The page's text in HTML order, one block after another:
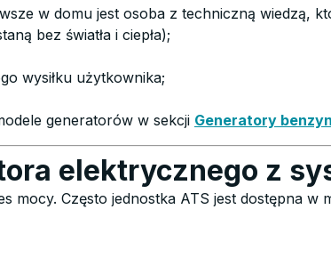
w domu jest osoba z techniczną wiedzą,
bez światła i ciepła);
wysiłku użytkownika;
generatorów w sekcji Generatory
elektrycznego z
Często jednostka ATS jest dostępna